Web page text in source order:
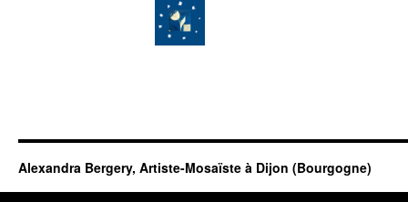
Alexandra Bergery, Artiste-Mosaïste à Dijon (Bourgogne)